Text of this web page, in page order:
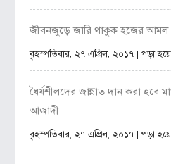
জীবনজুড়ে জারি থাকুক হজের আমল
বৃহস্পতিবার, ২৭ এপ্রিল, ২০১৭ | পড়া
ধৈর্যশীলদের জান্নাত দান করা হবে
আজাদী
বৃহস্পতিবার, ২৭ এপ্রিল, ২০১৭ | পড়া